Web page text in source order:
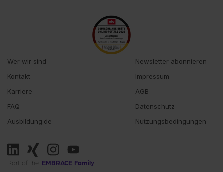
Wer wir sind
Kontakt
Karriere
FAQ
Ausbildung.de
Newsletter abonnieren
Impressum
AGB
Datenschutz
Nutzungsbedingungen
Part of the EMBRACE Family